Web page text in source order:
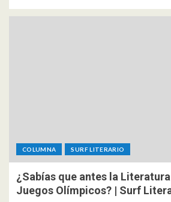
COLUMNA SURF LITERARIO
¿Sabías que antes la
Juegos Olímpicos? | Surf